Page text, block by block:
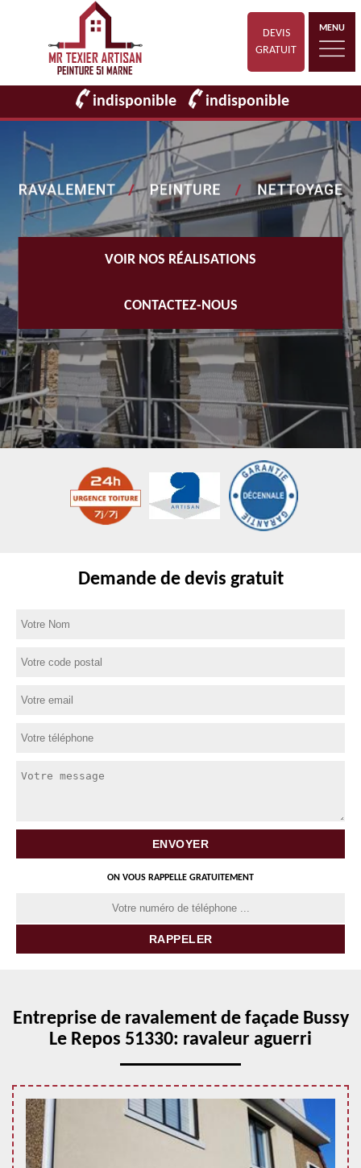
DEVIS
GRATUIT
MENU
indisponible indisponible
VOIR NOS RÉALISATIONS
CONTACTEZ-NOUS
Demande de devis gratuit
ON VOUS RAPPELLE GRATUITEMENT
Entreprise de ravalement de façade Bussy
Le Repos 51330: ravaleur aguerri